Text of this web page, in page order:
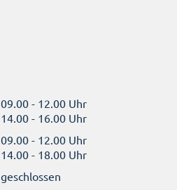
09.00 - 12.00 Uhr
14.00 - 16.00 Uhr
09.00 - 12.00 Uhr
14.00 - 18.00 Uhr
geschlossen